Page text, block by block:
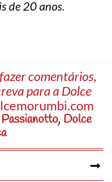
de 20 anos.
comentários,
para a Dolce
, Dolce